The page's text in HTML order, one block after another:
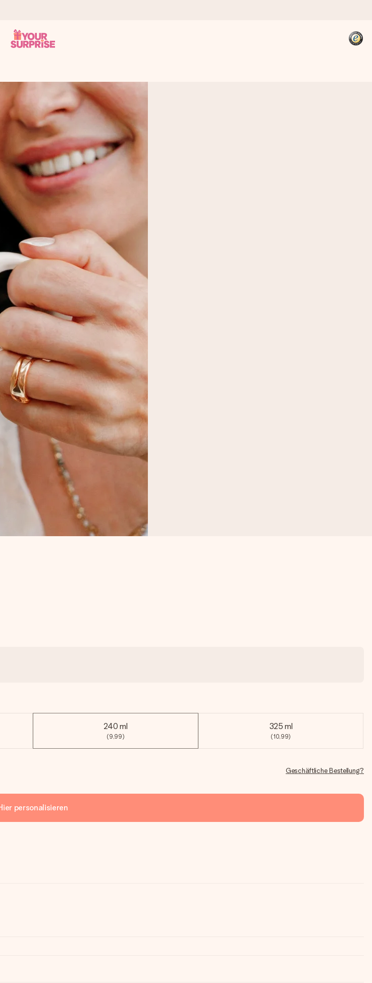
zum richtigen Zeitpunkt überreichen kannst, wenn es am meisten
aller Länder, in die wir versenden).
240 ml
(9,99)
325 ml
(10,99)
Geschäftliche Bestellung?
personalisieren